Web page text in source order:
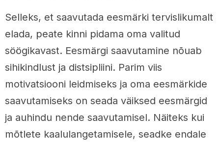
Selleks, et saavutada eesmärki tervislikumalt
elada, peate kinni pidama oma valitud
söögikavast. Eesmärgi saavutamine nõuab
sihikindlust ja distsipliini. Parim viis
motivatsiooni leidmiseks ja oma eesmärkide
saavutamiseks on seada väiksed eesmärgid
ja auhindu nende saavutamisel. Näiteks kui
mõtlete kaalulangetamisele, seadke endale